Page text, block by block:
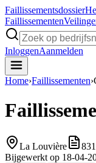
Faillissementsdossier
Faillissementen
InloggenAanmelden
Home›Faillissementen›
La Louvière
Bijgewerkt op 18-04-